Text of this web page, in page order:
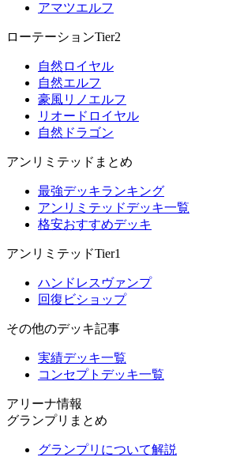
アマツエルフ
ローテーションTier2
自然ロイヤル
自然エルフ
豪風リノエルフ
リオードロイヤル
自然ドラゴン
アンリミテッドまとめ
最強デッキランキング
アンリミテッドデッキ一覧
格安おすすめデッキ
アンリミテッドTier1
ハンドレスヴァンプ
回復ビショップ
その他のデッキ記事
実績デッキ一覧
コンセプトデッキ一覧
アリーナ情報
グランプリまとめ
グランプリについて解説